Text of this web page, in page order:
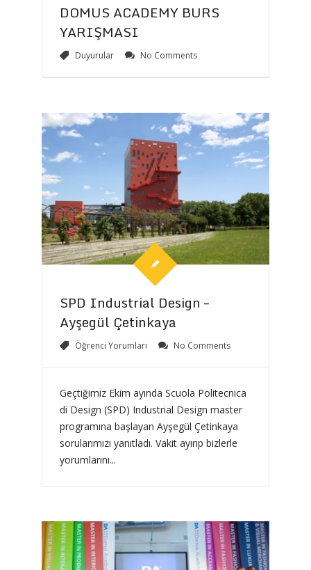
DOMUS ACADEMY BURS
YARIŞMASI
Duyurular No Comments
SPD Industrial Design –
Ayşegül Çetinkaya
Öğrenci Yorumları No Comments
Geçtiğimiz Ekim ayında Scuola Politecnica
di Design (SPD) Industrial Design master
programına başlayan Ayşegül Çetinkaya
sorularımızı yanıtladı. Vakit ayırıp bizlerle
yorumlarını...